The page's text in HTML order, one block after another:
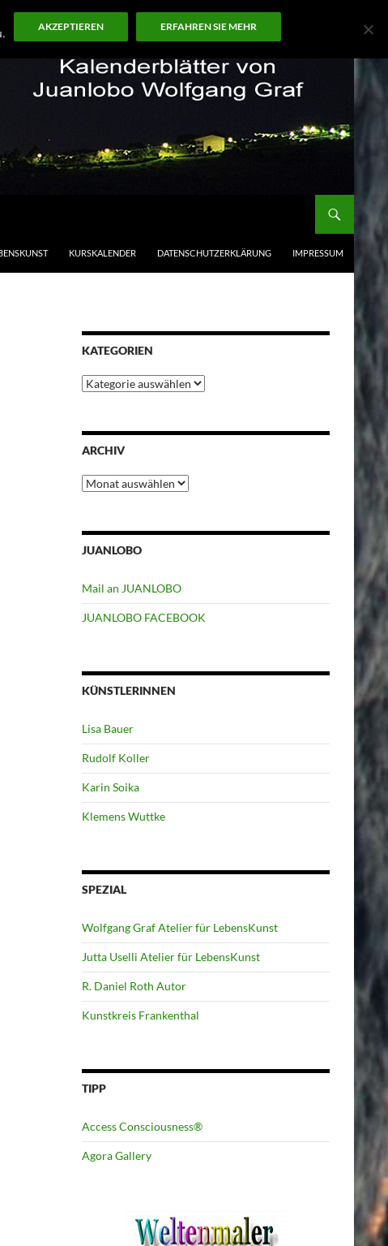
KURSKALENDER DATENSCHUTZERKLÄRUNG IMPRESSUM
KATEGORIEN
Kategorien
ARCHIV
Archiv
JUANLOBO
Mail an JUANLOBO
JUANLOBO FACEBOOK
KÜNSTLERINNEN
Lisa Bauer
Rudolf Koller
Karin Soika
Klemens Wuttke
SPEZIAL
Wolfgang Graf Atelier für LebensKunst
Jutta Uselli Atelier für LebensKunst
R. Daniel Roth Autor
Kunstkreis Frankenthal
TIPP
Access Consciousness®
Agora Gallery
AKZEPTIEREN ERFAHREN SIE MEHR